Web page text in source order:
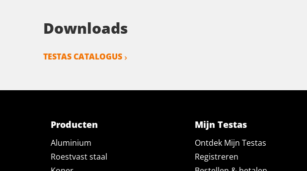
Downloads
TESTAS CATALOGUS
Producten
Aluminium
Roestvast staal
Mijn Testas
Ontdek Mijn Testas
Registreren